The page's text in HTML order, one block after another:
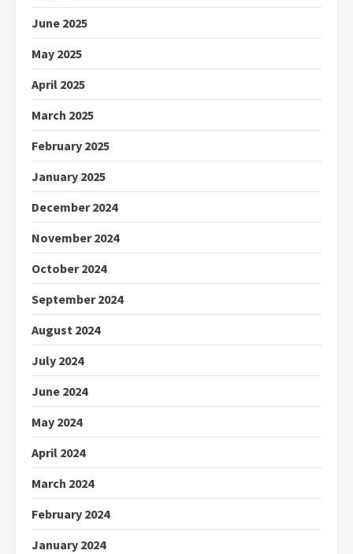
June 2025
May 2025
April 2025
March 2025
February 2025
January 2025
December 2024
November 2024
October 2024
September 2024
August 2024
July 2024
June 2024
May 2024
April 2024
March 2024
February 2024
January 2024